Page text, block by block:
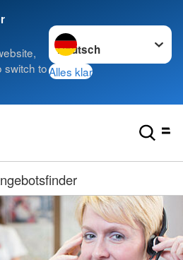
switch to
Sprache wechseln zu
Alles klar